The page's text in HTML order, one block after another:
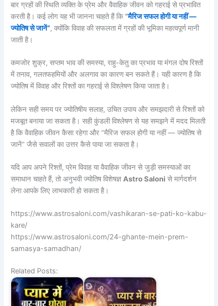
बार ग्रहों की स्थिति व्यक्ति के प्रेम और वैवाहिक जीवन को गहराई से प्रभावित
करती है। कई लोग यह भी जानना चाहते हैं कि “मैरिज सफल होगी या नहीं —
ज्योतिष से जानें”, क्योंकि विवाह की सफलता में ग्रहों की भूमिका महत्वपूर्ण मानी
जाती है।
कमजोर शुक्र, सप्तम भाव की समस्या, राहु-केतु का प्रभाव या मंगल दोष रिश्तों
में तनाव, गलतफहमियों और अलगाव का कारण बन सकते हैं। यही कारण है कि
ज्योतिष में विवाह और रिश्तों का गहराई से विश्लेषण किया जाता है।
लेकिन सही समय पर ज्योतिषीय सलाह, उचित उपाय और समझदारी से रिश्तों को
मजबूत बनाया जा सकता है। सही कुंडली विश्लेषण से यह समझने में मदद मिलती
है कि वैवाहिक जीवन कैसा रहेगा और “मैरिज सफल होगी या नहीं — ज्योतिष से
जानें” जैसे सवालों का उत्तर कैसे पाया जा सकता है।
यदि आप अपने रिश्तों, प्रेम विवाह या वैवाहिक जीवन से जुड़ी समस्याओं का
समाधान चाहते हैं, तो अनुभवी ज्योतिष विशेषज्ञAstro Saloni से मार्गदर्शन
लेना आपके लिए लाभकारी हो सकता है।
https://www.astrosaloni.com/vashikaran-se-pati-ko-kabu-
kare/
https://www.astrosaloni.com/24-ghante-mein-prem-
samasya-samadhan/
Related Posts: